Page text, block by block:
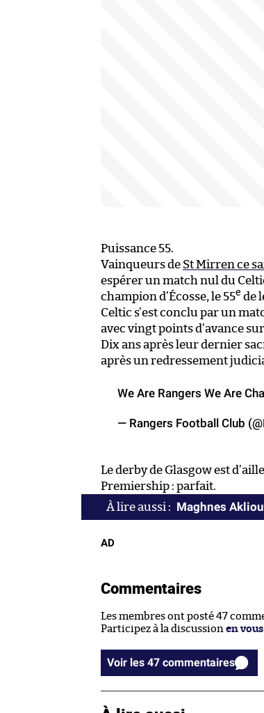
Puissance 55.
Vainqueurs de St Mirren ce
espérer un match nul du
champion d’Écosse, le 55e de
Celtic s’est conclu par un
avec vingt points d’avance
Dix ans après leur dernier
après un redressement
We Are Rangers We Are
— Rangers Football Club
Le derby de Glasgow est
Premiership : parfait.
Maghnes
AD
Commentaires
Les membres ont posté 47
Participez à la discussion en
Voir les 47 commentaires